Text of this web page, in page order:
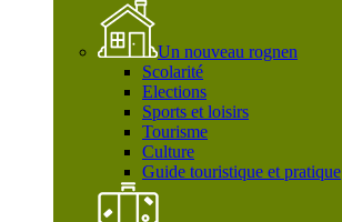
Un nouveau rognen
Scolarité
Elections
Sports et loisirs
Tourisme
Culture
Guide touristique et pratique